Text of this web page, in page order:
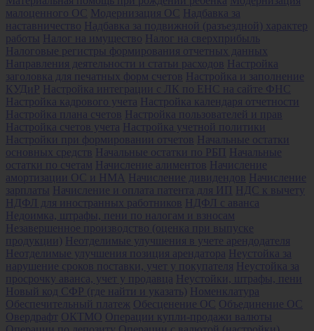
малоценного ОС
Модернизация ОС
Надбавка за
наставничество Надбавка за подвижной (разъездной) характер
работы Налог на имущество Налог на сверхприбыль
Налоговые регистры формирования отчетных данных
Направления деятельности и статьи расходов Настройка
заголовка для печатных форм счетов Настройка и заполнение
КУДиР Настройка интеграции с ЛК по ЕНС на сайте ФНС
Настройка кадрового учета Настройка календаря отчетности
Настройка плана счетов Настройка пользователей и прав
Настройка счетов учета Настройка учетной политики
Настройки при формировании отчетов Начальные остатки
основных средств Начальные остатки по РБП Начальные
остатки по счетам Начисление алиментов Начисление
амортизации ОС и НМА Начисление дивидендов Начисление
зарплаты Начисление и оплата патента для ИП НДС к вычету
НДФЛ для иностранных работников НДФЛ с аванса
Недоимка, штрафы, пени по налогам и взносам
Незавершенное производство (оценка при выпуске
продукции) Неотделимые улучшения в учете арендодателя
Неотделимые улучшения позиция арендатора Неустойка за
нарушение сроков поставки, учет у покупателя Неустойка за
просрочку аванса, учет у продавца Неустойки, штрафы, пени
Новый код СФР (где найти и указать) Номенклатура
Обеспечительный платеж Обесценение ОС
Объединение ОС
Овердрафт ОКТМО Операции купли-продажи валюты